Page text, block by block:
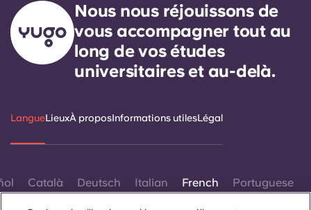
Nous nous réjouissons de
vous accompagner tout au
long de vos études
universitaires et au-delà.
LangueLieuxÀ proposInformations utilesLégal
Català Deutsch Italian French Portuguese